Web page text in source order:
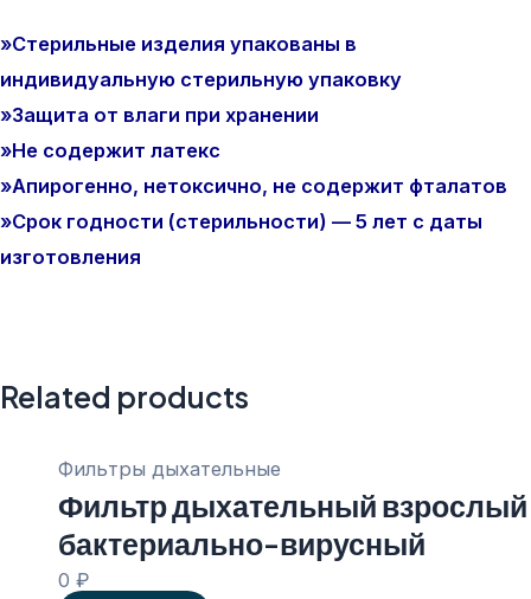
»Стерильные изделия упакованы в
индивидуальную стерильную упаковку
»Защита от влаги при хранении
»Не содержит латекс
»Апирогенно, нетоксично, не содержит фталатов
»Срок годности (стерильности) — 5 лет с даты
изготовления
Related products
Фильтры дыхательные
Фильтр дыхательный взрослый
бактериально-вирусный
0₽